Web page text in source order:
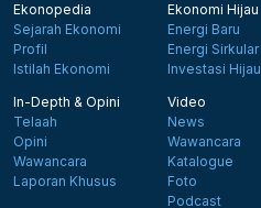
Ekonopedia
Sejarah Ekonomi
Profil
Istilah Ekonomi
Ekonomi Hijau
Energi Baru
Energi Sirkular
Investasi Hijau
In-Depth & Opini
Telaah
Opini
Wawancara
Laporan Khusus
Video
News
Wawancara
Katalogue
Foto
Podcast